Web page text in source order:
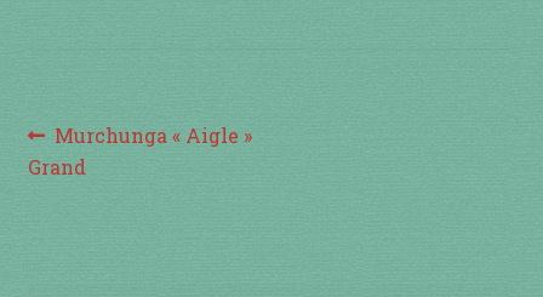
ACCUEIL
Navigation
de
Article
précédent :
Murchunga « Aigle »
Grand